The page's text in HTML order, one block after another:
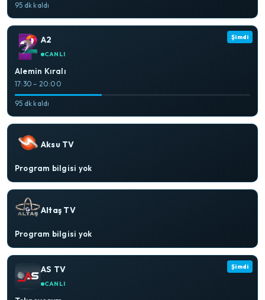
95 dk kaldı
Şimdi
A2
CANLI
Alemin Kıralı
17:30 – 20:00
95 dk kaldı
Aksu TV
Program bilgisi yok
Altaş TV
Program bilgisi yok
Şimdi
AS TV
CANLI